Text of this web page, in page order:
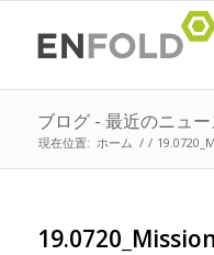
ブログ - 最近のニュー
現在位置: ホーム / /
19.0720_Mission